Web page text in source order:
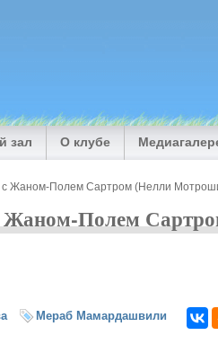
зал О клубе
Жаном-Полем Сартром (Нелли
Полем
Мераб Мамардашвили